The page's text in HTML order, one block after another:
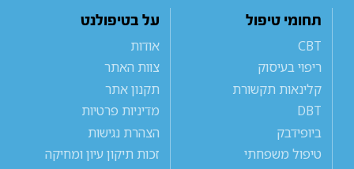
תחומי טיפול
CBT
ריפוי בעיסוק
קלינאות תקשורת
DBT
ביופידבק
טיפול משפחתי
על בטיפולנט
אודות
צוות האתר
תקנון אתר
מדיניות פרטיות
הצהרת נגישות
זכות תיקון עיון ומחיקה